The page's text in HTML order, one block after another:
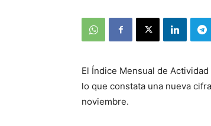
El Índice Mensual de
lo que constata una nueva
noviembre.